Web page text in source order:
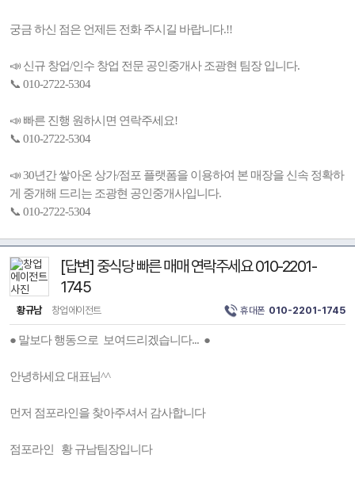
궁금 하신 점은 언제든 전화 주시길 바랍니다.!!
📣 신규 창업/인수 창업 전문 공인중개사 조광현 팀장 입니다.
📞 010-2722-5304
📣 빠른 진행 원하시면 연락주세요!
📞 010-2722-5304
📣 30년간 쌓아온 상가/점포 플랫폼을 이용하여 본 매장을 신속 정확하
게 중개해 드리는 조광현 공인중개사입니다.
📞 010-2722-5304
[답변] 중식당 빠른 매매 연락주세요 010-2201-
1745
황규남 창업에이전트 휴대폰 010-2201-1745
● 말보다 행동으로 보여드리겠습니다... ●
안녕하세요 대표님^^
먼저 점포라인을 찾아주셔서 감사합니다
점포라인 황 규남팀장입니다